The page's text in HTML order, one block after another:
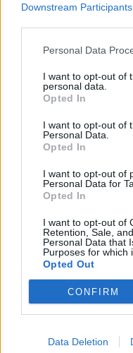
Downstream Participants
Personal Data
I want to opt-out of
personal data.
Opted In
I want to opt-out of
Personal Data.
Opted In
I want to opt-out of
Personal Data for
Opted In
I want to opt-out of
Retention, Sale,
Personal Data that
Purposes for which
Opted Out
CONFIRM
Data Deletion
ΥΓΕΊΑ
Τελευταία
9 πράγματα που δεν
27 Φεβρουαρίου 2026
Πάνω από 100 μωρά
γεννηθεί μέσω
την υποστήριξη της
27 Φεβρουαρίου 2026
Μεταπροπονητική
που θέλεις να